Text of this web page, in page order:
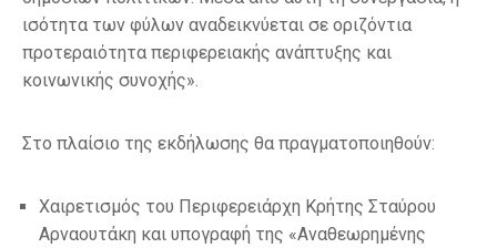
ισότητα των φύλων αναδεικνύεται σε οριζόντια
προτεραιότητα περιφερειακής ανάπτυξης και
κοινωνικής συνοχής».
Στο πλαίσιο της εκδήλωσης θα πραγματοποιηθούν:
Χαιρετισμός του Περιφερειάρχη Κρήτης Σταύρου
Αρναουτάκη και υπογραφή της «Αναθεωρημένης